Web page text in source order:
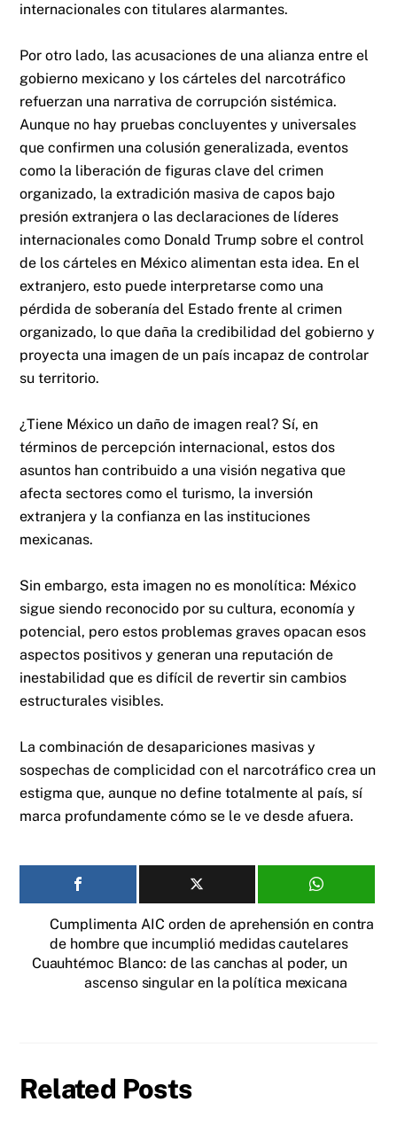
internacionales con titulares alarmantes.
Por otro lado, las acusaciones de una alianza entre el
gobierno mexicano y los cárteles del narcotráfico
refuerzan una narrativa de corrupción sistémica.
Aunque no hay pruebas concluyentes y universales
que confirmen una colusión generalizada, eventos
como la liberación de figuras clave del crimen
organizado, la extradición masiva de capos bajo
presión extranjera o las declaraciones de líderes
internacionales como Donald Trump sobre el control
de los cárteles en México alimentan esta idea. En el
extranjero, esto puede interpretarse como una
pérdida de soberanía del Estado frente al crimen
organizado, lo que daña la credibilidad del gobierno y
proyecta una imagen de un país incapaz de controlar
su territorio.
¿Tiene México un daño de imagen real? Sí, en
términos de percepción internacional, estos dos
asuntos han contribuido a una visión negativa que
afecta sectores como el turismo, la inversión
extranjera y la confianza en las instituciones
mexicanas.
Sin embargo, esta imagen no es monolítica: México
sigue siendo reconocido por su cultura, economía y
potencial, pero estos problemas graves opacan esos
aspectos positivos y generan una reputación de
inestabilidad que es difícil de revertir sin cambios
estructurales visibles.
La combinación de desapariciones masivas y
sospechas de complicidad con el narcotráfico crea un
estigma que, aunque no define totalmente al país, sí
marca profundamente cómo se le ve desde afuera.
Cumplimenta AIC orden de aprehensión en contra
de hombre que incumplió medidas cautelares
Cuauhtémoc Blanco: de las canchas al poder, un
ascenso singular en la política mexicana
Related Posts